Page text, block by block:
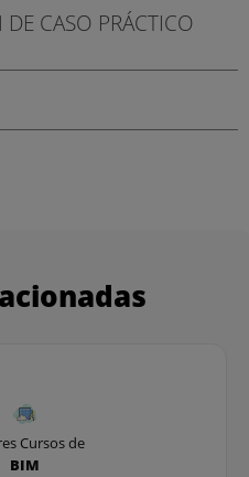
CASO PRÁCTICO
Cursos de
BIM